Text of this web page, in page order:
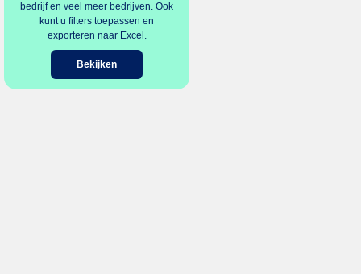
bedrijf en veel meer bedrijven. Ook
kunt u filters toepassen en
exporteren naar Excel.
Bekijken